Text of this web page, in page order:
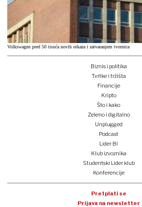
Volkswagen pred 50 tisuća novih otkaza i zatvaranjem tvornica
Biznis i politika
Tvrtke i tržišta
Financije
Kripto
Što i kako
Zeleno i digitalno
Unplugged
Podcast
Lider BI
Klub izvoznika
Studentski Lider klub
Konferencije
Pretplati se
Prijava na newsletter